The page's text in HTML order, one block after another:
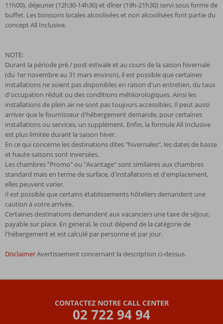
11h00), déjeuner (12h30-14h30) et dîner (19h-21h30) servi sous forme de
buffet. Les boissons locales alcoolisées et non alcoolisées font partie du
concept All Inclusive.
NOTE:
Durant la période pré / post estivale et au cours de la saison hivernale
(du 1er novembre au 31 mars environ), il est possible que certaines
installations ne soient pas disponibles en raison d'un entretien, du taux
d'occupation réduit ou des conditions météorologiques. Ainsi les
installations de plein air ne sont pas toujours accessibles. Il peut aussi
arriver que le fournisseur d'hébergement demande, pour certaines
installations ou services, un supplément. Enfin, la formule All Inclusive
est plus limitée durant la saison hiver.
En ce qui concerne les destinations dites "hivernales", les dates de basse
et haute saisons sont inversées.
Les chambres "Promo" ou "Avantage" sont similaires aux chambres
standard mais en terme de surface, d'installations et d'emplacement,
elles peuvent varier.
Il est possible que certains établissements hôteliers demandent une
caution à votre arrivée.
Certaines destinations demandent aux vacanciers une taxe de séjour,
payable sur place. En general, le cout dépend de la catégorie de
l'hébergement et est calculé par personne et par jour.
DisclaimerAvertissement concernant la description ci-dessus.
CONTACTEZ NOTRE CALL CENTER
02 722 94 94